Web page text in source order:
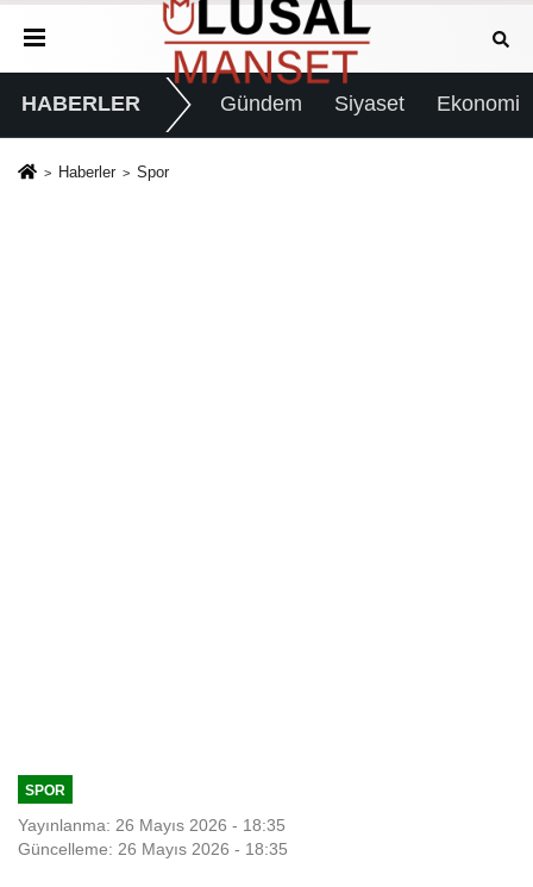
HABERLER Gündem Siyaset Ekonomi
Haberler Spor
SPOR
Yayınlanma: 26 Mayıs 2026 - 18:35
Güncelleme: 26 Mayıs 2026 - 18:35